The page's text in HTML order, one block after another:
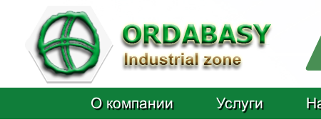
О компании Услуги